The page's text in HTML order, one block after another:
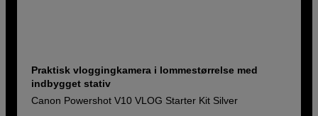
Praktisk vloggingkamera i lommestørrelse med
indbygget stativ
Canon Powershot V10 VLOG Starter Kit Silver